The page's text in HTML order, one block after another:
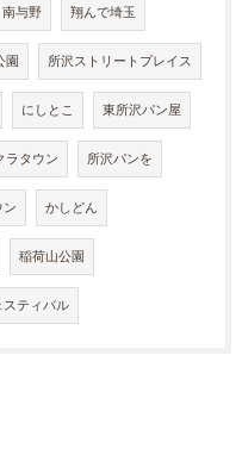
南与野 翔んで埼玉
園 所沢ストリートプレイス
にしとこ 東所沢パン屋
ラタウン 所沢パンを
ン かしどん
稲荷山公園
スティバル